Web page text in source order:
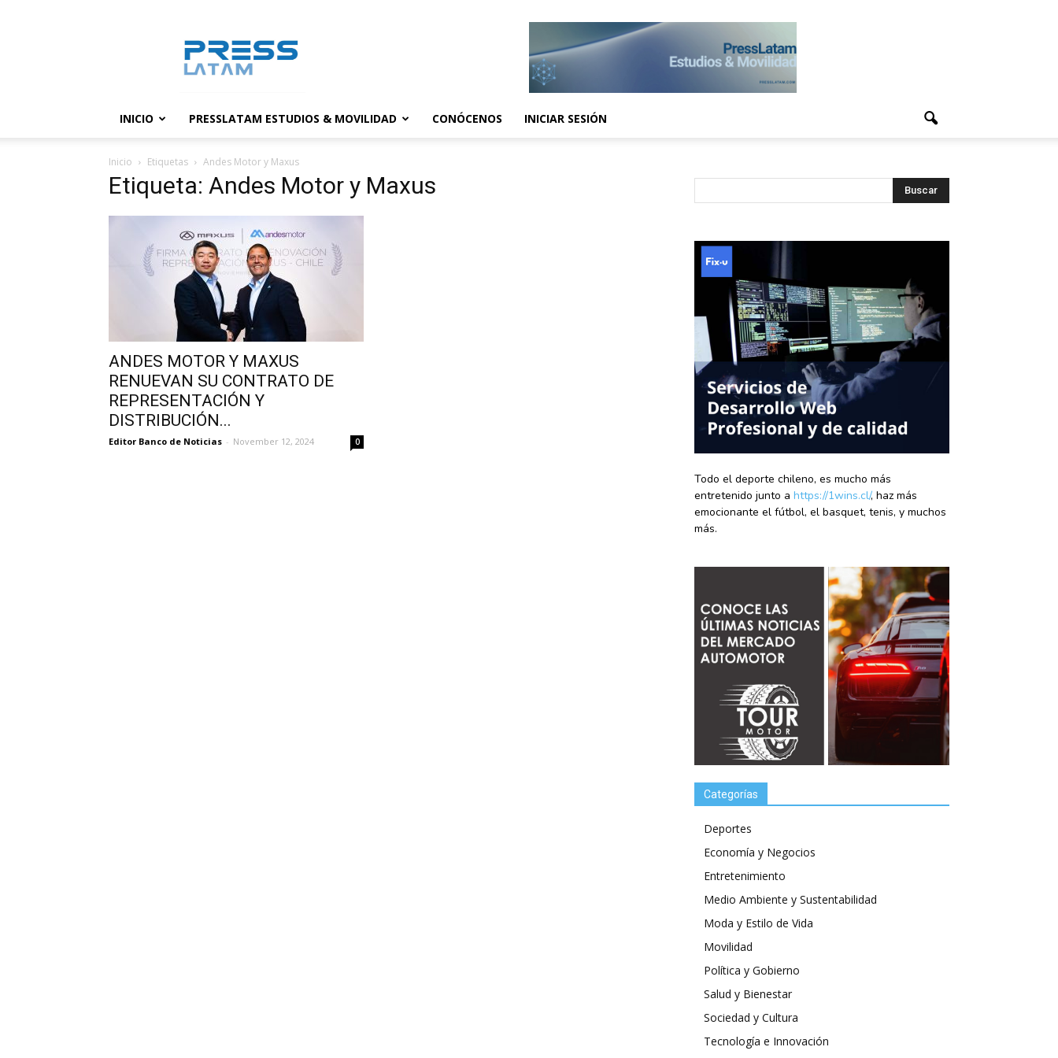
noticias
INICIO PRESSLATAM ESTUDIOS & MOVILIDAD CONÓCENOS INICIAR SESIÓN
Inicio Etiquetas Andes Motor y Maxus
Etiqueta: Andes Motor y Maxus
ANDES MOTOR Y MAXUS
RENUEVAN SU CONTRATO DE
REPRESENTACIÓN Y
DISTRIBUCIÓN...
Editor Banco de Noticias - November 12, 2024 0
Todo el deporte chileno, es mucho más
entretenido junto a https://1wins.cl/, haz más
emocionante el fútbol, el basquet, tenis, y muchos
más.
Categorías
Deportes
Economía y Negocios
Entretenimiento
Medio Ambiente y Sustentabilidad
Moda y Estilo de Vida
Movilidad
Política y Gobierno
Salud y Bienestar
Sociedad y Cultura
Tecnología e Innovación